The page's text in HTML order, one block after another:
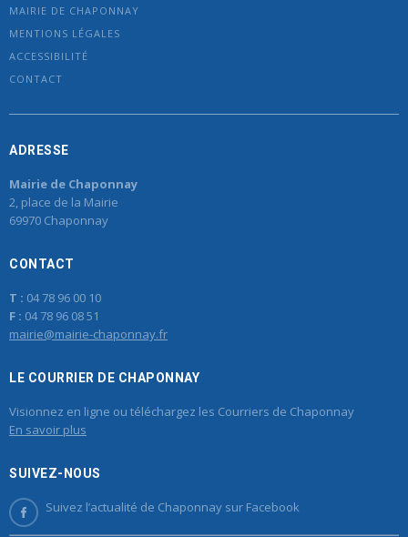
MAIRIE DE CHAPONNAY
MENTIONS LÉGALES
ACCESSIBILITÉ
CONTACT
ADRESSE
Mairie de Chaponnay
2, place de la Mairie
69970 Chaponnay
CONTACT
T : 04 78 96 00 10
F : 04 78 96 08 51
mairie@mairie-chaponnay.fr
LE COURRIER DE CHAPONNAY
Visionnez en ligne ou téléchargez les Courriers de Chaponnay
En savoir plus
SUIVEZ-NOUS
Suivez l’actualité de Chaponnay sur Facebook